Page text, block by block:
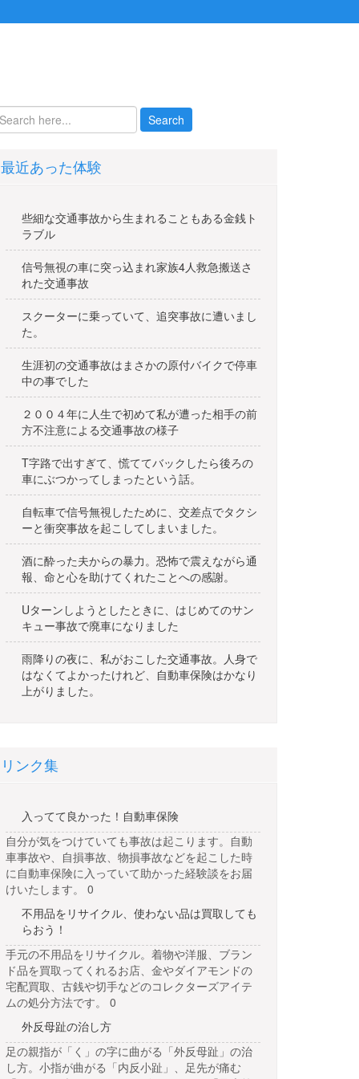
最近あった体験
些細な交通事故から生まれることもある金銭ト
ラブル
信号無視の車に突っ込まれ家族4人救急搬送さ
れた交通事故
スクーターに乗っていて、追突事故に遭いまし
た。
生涯初の交通事故はまさかの原付バイクで停車
中の事でした
２００４年に人生で初めて私が遭った相手の前
方不注意による交通事故の様子
T字路で出すぎて、慌ててバックしたら後ろの
車にぶつかってしまったという話。
自転車で信号無視したために、交差点でタクシ
ーと衝突事故を起こしてしまいました。
酒に酔った夫からの暴力。恐怖で震えながら通
報、命と心を助けてくれたことへの感謝。
Uターンしようとしたときに、はじめてのサン
キュー事故で廃車になりました
雨降りの夜に、私がおこした交通事故。人身で
はなくてよかったけれど、自動車保険はかなり
上がりました。
リンク集
入ってて良かった！自動車保険
自分が気をつけていても事故は起こります。自動
車事故や、自損事故、物損事故などを起こした時
に自動車保険に入っていて助かった経験談をお届
けいたします。 0
不用品をリサイクル、使わない品は買取しても
らおう！
手元の不用品をリサイクル。着物や洋服、ブラン
ド品を買取ってくれるお店、金やダイアモンドの
宅配買取、古銭や切手などのコレクターズアイテ
ムの処分方法です。 0
外反母趾の治し方
足の親指が「く」の字に曲がる「外反母趾」の治
し方。小指が曲がる「内反小趾」、足先が痛む